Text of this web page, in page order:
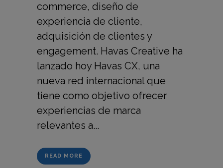
commerce, diseño de
experiencia de cliente,
adquisición de clientes y
engagement. Havas Creative ha
lanzado hoy Havas CX, una
nueva red internacional que
tiene como objetivo ofrecer
experiencias de marca
relevantes a...
READ MORE